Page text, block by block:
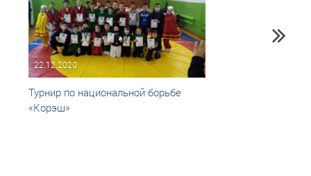
22.12.2020
Турнир по национальной борьбе
«Корэш»